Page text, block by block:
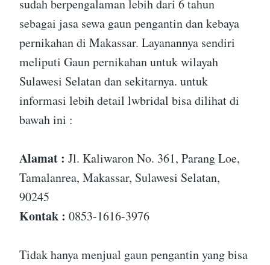
sudah berpengalaman lebih dari 6 tahun
sebagai jasa sewa gaun pengantin dan kebaya
pernikahan di Makassar. Layanannya sendiri
meliputi Gaun pernikahan untuk wilayah
Sulawesi Selatan dan sekitarnya. untuk
informasi lebih detail lwbridal bisa dilihat di
bawah ini :
Alamat : Jl. Kaliwaron No. 361, Parang Loe,
Tamalanrea, Makassar, Sulawesi Selatan,
90245
Kontak : 0853-1616-3976
Tidak hanya menjual gaun pengantin yang bisa